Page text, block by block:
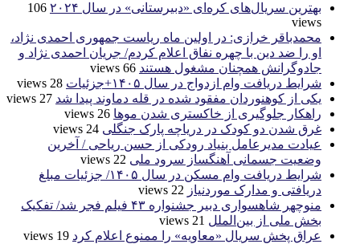
بهترین سریال‌های کره‌ای «دبیرستانی» در سال ۲۰۲۴
106
views
محمدباقر خرازی: در اولین ماه ریاست جمهوری احمدی نژاد،
او را ضد دین با چهره نفاق اعلام کردم/ جریان احمدی نژاد و
جادوگرانش همچنان مشغول هستند 66 views
شرایط دریافت وام ازدواج در سال ۱۴۰۵+جزئیات
28 views
یکی از کوهنوردان مفقود شده در قله دماوند پیدا شد 27 views
راهکار جلوگیری از خاکستری شدن موها 26 views
غرق شدن دو کودک در دریاچه پارک جنگلی 24 views
عیادت مدیرعامل بنیاد رودکی از حسن ریاحی / آخرین
وضعیت جسمانی آهنگساز سرود ملی 22 views
شرایط دریافت وام مسکن در سال ۱۴۰۵/ جزئیات مبلغ
دریافتی و مدارک موردنیاز 22 views
منوچهر شاهسواری دبیر جشنواره ۴۳ فیلم فجر شد/ تفکیک
بخش ملی از بین‌الملل 21 views
عراق پخش سریال «معاویه» را ممنوع اعلام کرد 19 views